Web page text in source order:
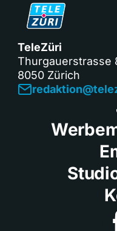
TeleZüri
Thurgauerstrasse
8050 Zürich